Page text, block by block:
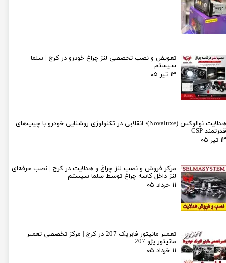
تعویض و نصب تخصصی لنز چراغ خودرو در کرج | سلما
سیستم
۱۳ تیر ۰۵
هدلایت نوالوکس (Novaluxe)؛ انقلابی در تکنولوژی روشنایی خودرو با چیپ‌های
قدرتمند CSP
۱۳ تیر ۰۵
مرکز فروش و نصب لنز چراغ و هدلایت در کرج | نصب حرفه‌ای
لنز داخل کاسه چراغ توسط سلما سیستم
۱۱ خرداد ۰۵
تعمیر مانیتور فابریک 207 در کرج | مرکز تخصصی تعمیر
مانیتور پژو 207
۱۱ خرداد ۰۵